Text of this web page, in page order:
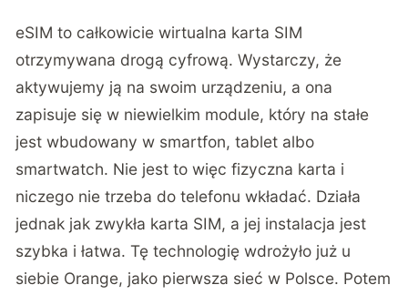
eSIM to całkowicie wirtualna karta SIM
otrzymywana drogą cyfrową. Wystarczy, że
aktywujemy ją na swoim urządzeniu, a ona
zapisuje się w niewielkim module, który na stałe
jest wbudowany w smartfon, tablet albo
smartwatch. Nie jest to więc fizyczna karta i
niczego nie trzeba do telefonu wkładać. Działa
jednak jak zwykła karta SIM, a jej instalacja jest
szybka i łatwa. Tę technologię wdrożyło już u
siebie Orange, jako pierwsza sieć w Polsce. Potem